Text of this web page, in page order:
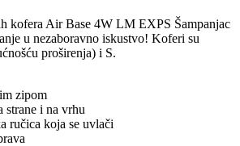
kofera Air Base 4W LM EXPS Šampanjac
u nezaboravno iskustvo! Koferi su
proširenja) i S.
zipom
strane i na vrhu
ručica koja se uvlači